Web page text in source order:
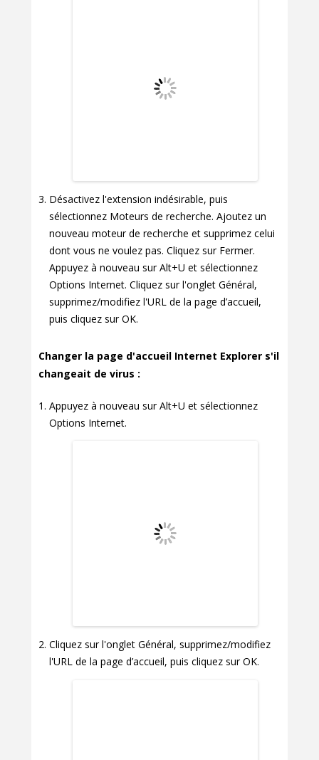
Désactivez l'extension indésirable, puis
sélectionnez Moteurs de recherche. Ajoutez un
nouveau moteur de recherche et supprimez celui
dont vous ne voulez pas. Cliquez sur Fermer.
Appuyez à nouveau sur Alt+U et sélectionnez
Options Internet. Cliquez sur l'onglet Général,
supprimez/modifiez l'URL de la page d’accueil,
puis cliquez sur OK.
Changer la page d'accueil Internet Explorer s'il
changeait de virus :
Appuyez à nouveau sur Alt+U et sélectionnez
Options Internet.
Cliquez sur l'onglet Général, supprimez/modifiez
l'URL de la page d’accueil, puis cliquez sur OK.